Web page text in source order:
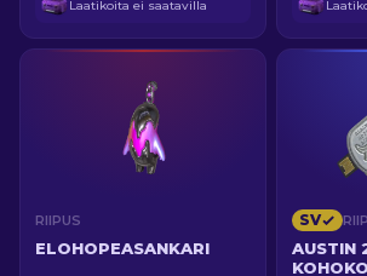
Laatikoita ei saatavilla
RIIPUS
ELOHOPEASANKARI
SV
AUSTIN